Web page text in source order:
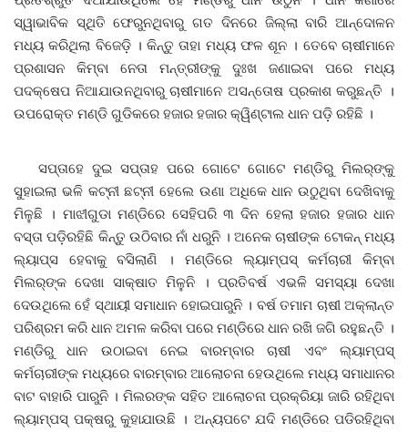
ଖେଳ ଖବର
ବିଶେଷ
ସ୍ୱାଭାବିକ ସ୍ଥିତି ଫେରୁନଥିବାରୁ ଗତ ଦିନରେ ଜିଲ୍ଲା ବାରି ଆନ୍ଦୋଳନ
ମଧ୍ୟ କରିଥିଲା ବିଜେଡ଼ି । କିନ୍ତୁ ତାହା ମଧ୍ୟ ଫଳ ଶୂନ । ତେବେ ଚାଷୀମାନେ
ପ୍ରଶାସନ କିମ୍ବା ନେତା ମନ୍ତ୍ରୀଙ୍କୁ ଦୁଃଖ ଜଣାଇବା ପରେ ମଧ୍ୟ
ପଦକ୍ଷେପ ନିଆଯାଉନଥିବାରୁ ଚାଷୀମାନେ ଅସନ୍ତୋଷ ପ୍ରକାଶ କରୁଛନ୍ତି ।
ଉପରୋକ୍ତ ମଣ୍ଡି ଗୁଡିକରେ ହଜାର ହଜାର କ୍ୱିଣ୍ଟାଲ ଧାନ ପଡ଼ି ରହିଛି ।
ସପ୍ତାହେ ଦୁଇ ସପ୍ତାହ ପରେ ଗୋଟେ ଗୋଟେ ମଣ୍ଡିରୁ ମିଲର୍‌ଙ୍କୁ
ସୁହାଇଲା ଭଳି କଟ୍‌ନୀ ଛଟ୍‌ନୀ ହେଲେ ଉଣା ଅଧିକେ ଧାନ ଉଠୁଥିବା ଦେଖିବାକୁ
ମିଳୁଛି । ମାଝୀଗୁଡା ମଣ୍ଡିରେ ସେହିପରି ୩ ଦିନ ହେଲା ହଜାର ହଜାର ଧାନ
ବସ୍ତା ପଡ଼ିରହିଛି କିନ୍ତୁ ଉଠିବାର ନାଁ ଧରୁନି । ଅନେକ ଚାଷୀଙ୍କ ଟୋକନ୍‌ ମଧ୍ୟ
ଲ୍ୟାପ୍ସ ହେବାକୁ ବସିଲାଣି । ମଣ୍ଡିରେ ଲ୍ୟାମ୍ପସ୍‌ କର୍ମଚାରୀ କିମ୍ବା
ମିଲର୍‌ଙ୍କ ଦେଖା ସାକ୍ଷାତ ମିଳୁନି । ପ୍ରତିବର୍ଷ ଏଭଳି ସମସ୍ୟା ଦେଖା
ଦେଉଥିଲେ ହେଁ ସ୍ଥାୟୀ ସମାଧାନ ହୋଇପାରୁନି । ବର୍ଷ ତମାମ ଚାଷୀ ଅକ୍ଲାନ୍ତ
ପରିଶ୍ରମ କରି ଧାନ ଅମଳ କରିବା ପରେ ମଣ୍ଡିରେ ଧାନ ରଖି ଜଗି ରହୁଛନ୍ତି ।
ମଣ୍ଡିରୁ ଧାନ ଉଠାଇବା ନେଇ ବାରମ୍ବାର ଚାଷୀ ଏବଂ ଲ୍ୟାମ୍ପସ୍‌
କର୍ମଚାରୀଙ୍କ ମଧ୍ୟରେ ବାରମ୍ବାର ଆଲୋଚନା ହେଉଥିଲେ ମଧ୍ୟ ସମାଧାନର
ବାଟ ବାହାରି ପାରୁନି । ମିଲରଙ୍କ ସହିତ ଆଲୋଚନା ପ୍ରକ୍ରିୟା ଜାରି ରହିଥିବା
ଲ୍ୟାମ୍ପସ୍‌ ପକ୍ଷରୁ କୁହାଯାଉଛି । ଅନ୍ୟପଟେ ଯଦି ମଣ୍ଡିରେ ପଡିରହିଥିବା